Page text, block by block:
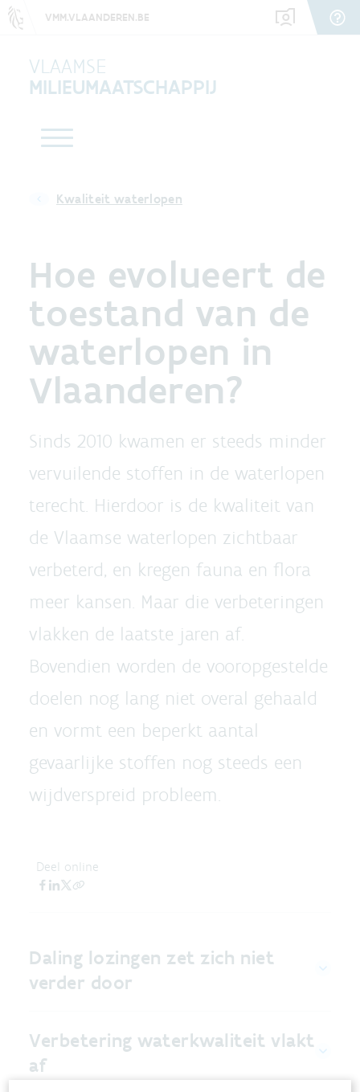
VMM.VLAANDEREN.BE
VLAAMSE
MILIEUMAATSCHAPPIJ
Kwaliteit waterlopen
Hoe evolueert de
toestand van de
waterlopen in
Vlaanderen?
Sinds 2010 kwamen er steeds minder
vervuilende stoffen in de waterlopen
terecht. Hierdoor is de kwaliteit van
de Vlaamse waterlopen zichtbaar
verbeterd, en kregen fauna en flora
meer kansen. Maar die verbeteringen
vlakken de laatste jaren af.
Bovendien worden de vooropgestelde
doelen nog lang niet overal gehaald
en vormt een beperkt aantal
gevaarlijke stoffen nog steeds een
wijdverspreid probleem.
Deel online
Daling lozingen zet zich niet
verder door
Verbetering waterkwaliteit vlakt
af